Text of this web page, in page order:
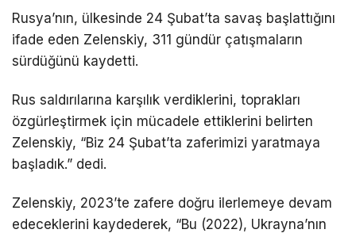
Rusya’nın, ülkesinde 24 Şubat’ta savaş başlattığını
ifade eden Zelenskiy, 311 gündür çatışmaların
sürdüğünü kaydetti.
Rus saldırılarına karşılık verdiklerini, toprakları
özgürleştirmek için mücadele ettiklerini belirten
Zelenskiy, “Biz 24 Şubat’ta zaferimizi yaratmaya
başladık.” dedi.
Zelenskiy, 2023’te zafere doğru ilerlemeye devam
edeceklerini kaydederek, “Bu (2022), Ukrayna’nın